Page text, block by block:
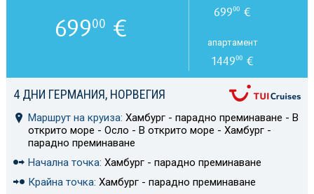
4 ДНИ ГЕРМАНИЯ, НОРВЕГИЯ
Маршрут на круиза: Хамбург - парадно преминаване - В
открито море - Осло - В открито море - Хамбург -
парадно преминаване
Начална точка: Хамбург - парадно преминаване
Крайна точка: Хамбург - парадно преминаване
69900 €
69900 €
апартамент
144900€